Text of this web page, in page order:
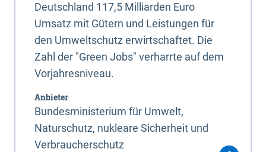
Deutschland 117,5 Milliarden Euro
Umsatz mit Gütern und Leistungen für
den Umweltschutz erwirtschaftet. Die
Zahl der "Green Jobs" verharrte auf dem
Vorjahresniveau.
Anbieter
Bundesministerium für Umwelt,
Naturschutz, nukleare Sicherheit und
Verbraucherschutz